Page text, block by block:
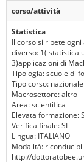
corso/attività
Statistica
Il corso si ripete
diverso: 1( statistica
3)applicazioni di
Tipologia: scuole di
Tipo corso: nazionale
Macrosettore: altro
Area: scientifica
Elevata formazione:
Verifica finale: SI
Lingua: ITALIANO
Modalità:
http://